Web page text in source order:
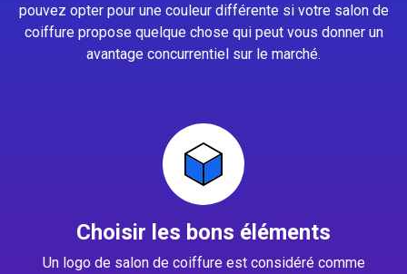
pouvez opter pour une couleur différente si votre salon de
coiffure propose quelque chose qui peut vous donner un
avantage concurrentiel sur le marché.
Choisir les bons éléments
Un logo de salon de coiffure est considéré comme